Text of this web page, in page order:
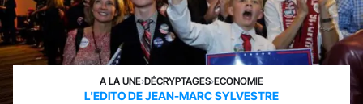
A LA UNE›DÉCRYPTAGES›ECONOMIE
L'EDITO DE JEAN-MARC SYLVESTRE